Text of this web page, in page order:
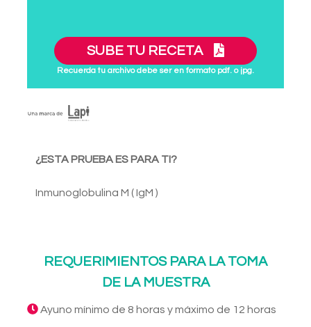
SUBE TU RECETA
Recuerda tu archivo debe ser en formato pdf. o jpg.
¿ESTA PRUEBA ES PARA TI?
Inmunoglobulina M ( IgM )
REQUERIMIENTOS PARA LA TOMA
DE LA MUESTRA
Ayuno mínimo de 8 horas y máximo de 12 horas